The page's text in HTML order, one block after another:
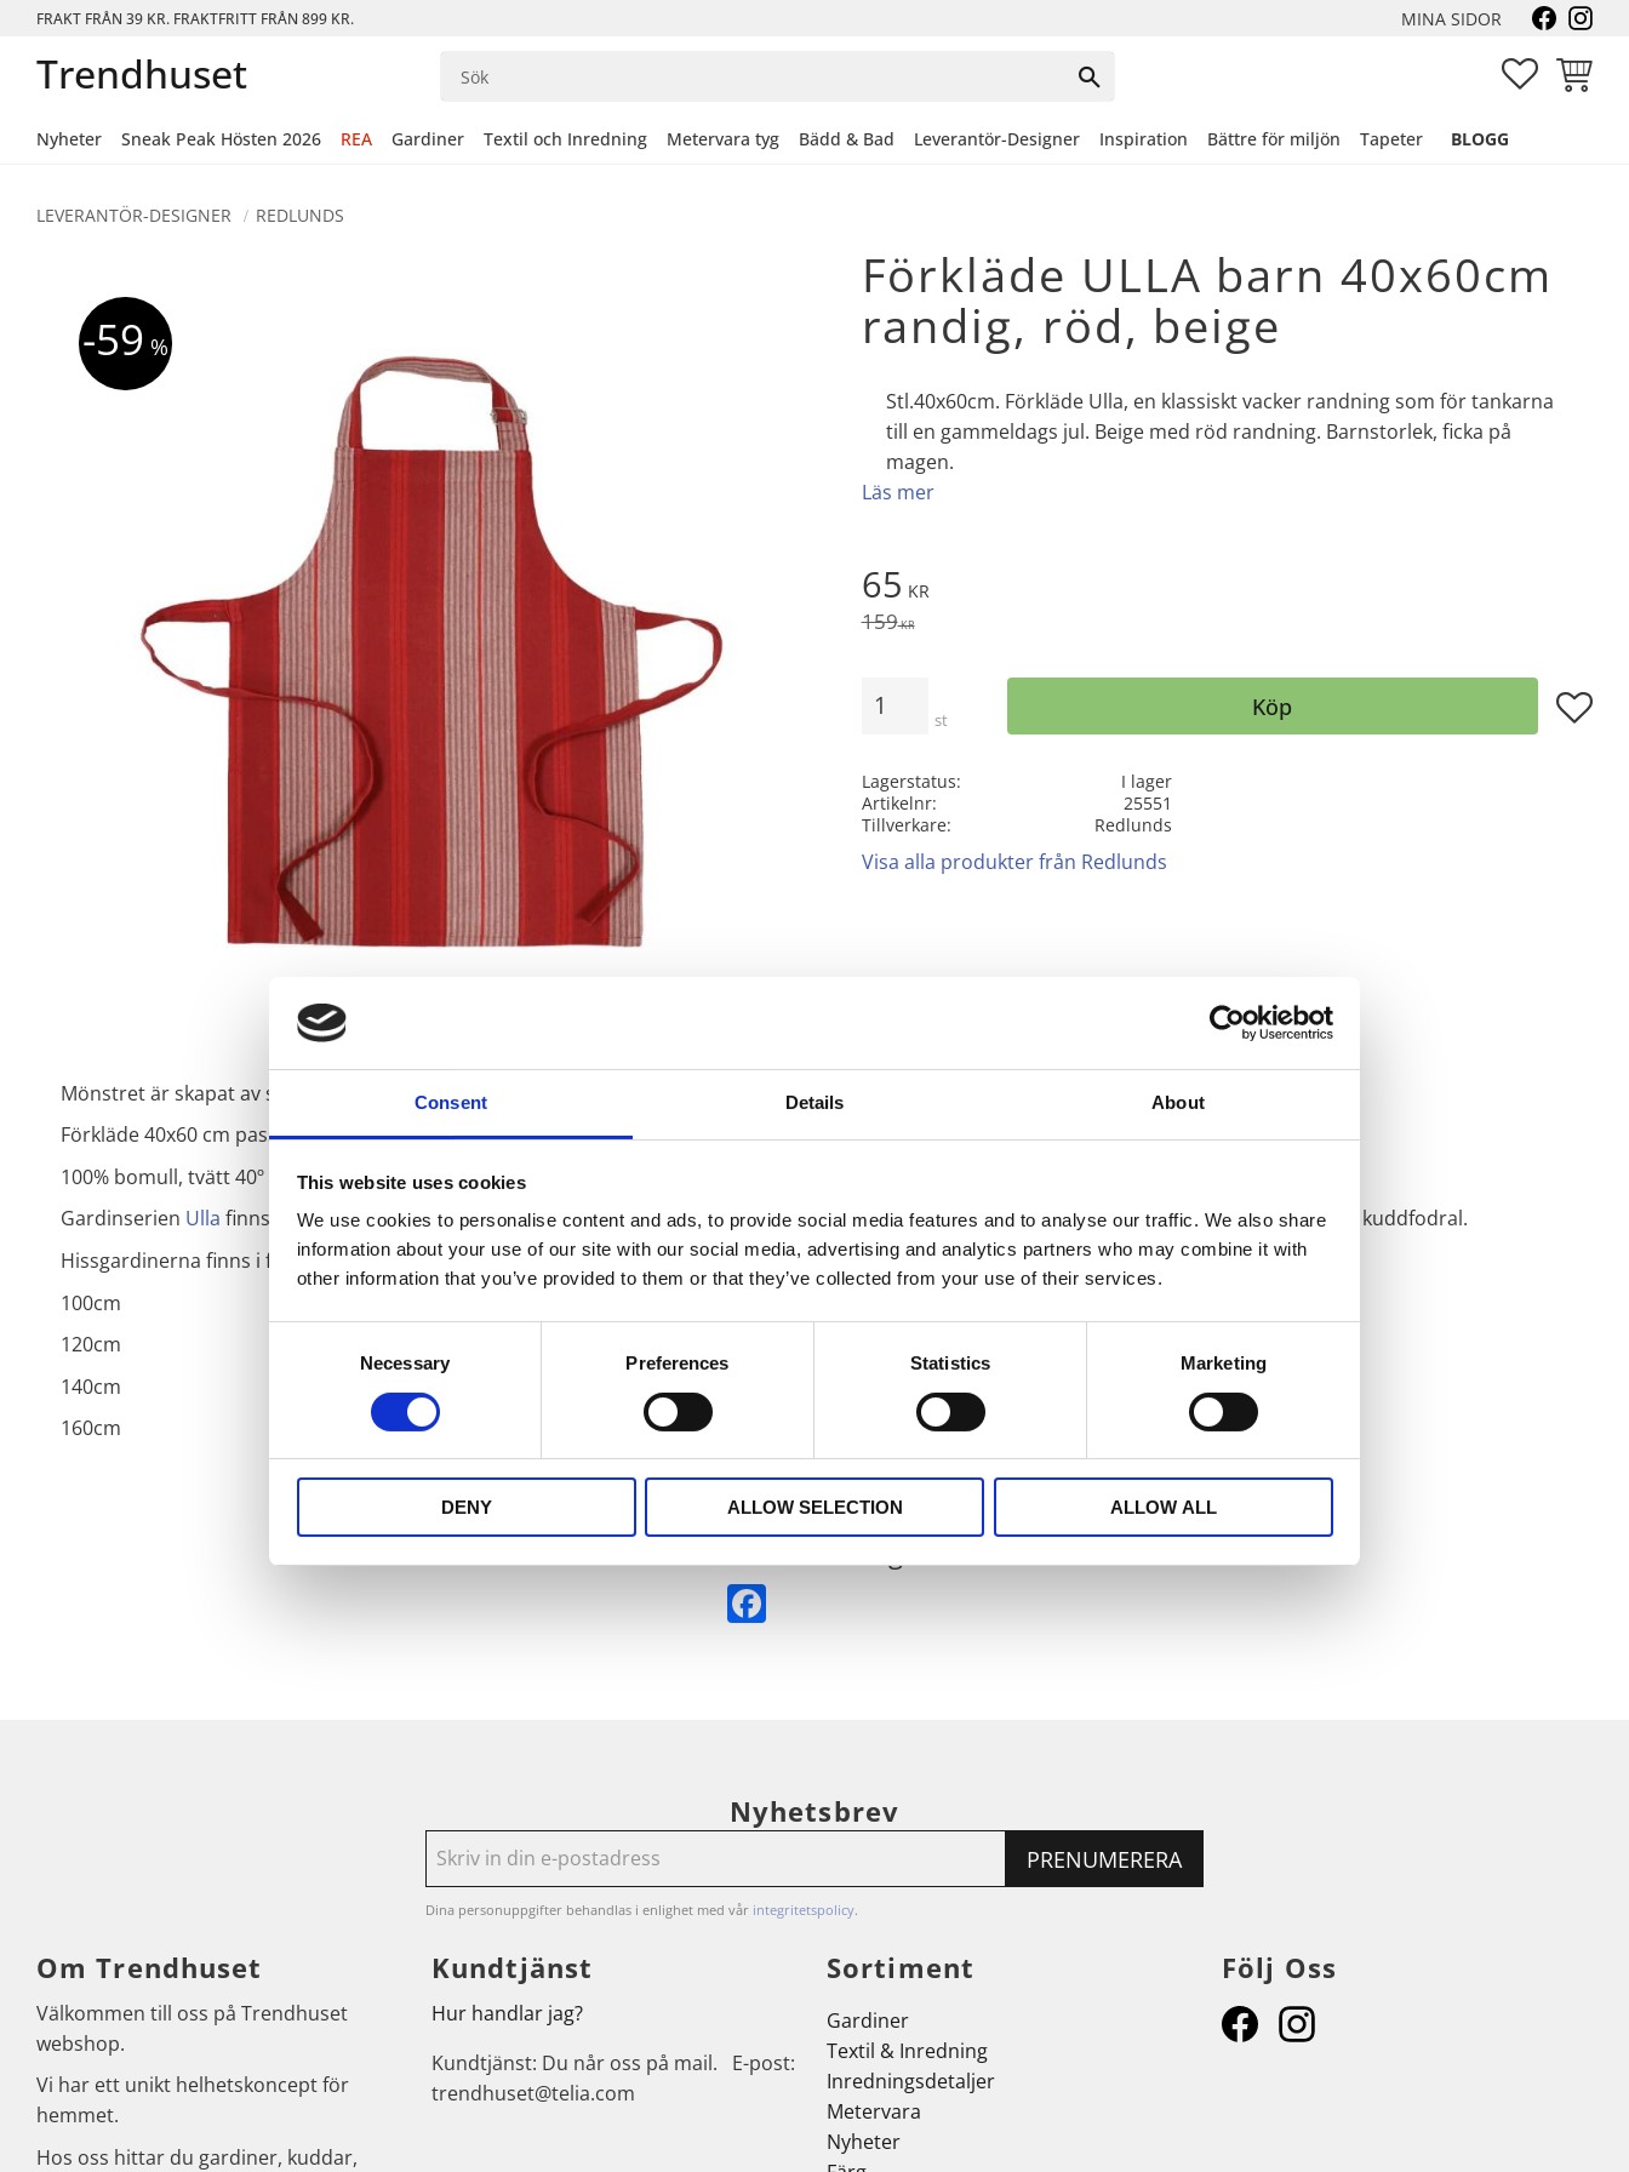
Consent Details About
This website uses cookies
We use cookies to personalise content and ads, to provide social media features and to analyse our traffic. We also share
information about your use of our site with our social media, advertising and analytics partners who may combine it with
other information that you’ve provided to them or that they’ve collected from your use of their services.
Necessary Preferences Statistics Marketing
DENY ALLOW SELECTION ALLOW ALL
FRAKT FRÅN 39 KR. FRAKTFRITT FRÅN 899 KR. MINA SIDOR
Trendhuset FAVORITER
Nyheter Sneak Peak Hösten 2026 REA Gardiner Textil och Inredning Metervara tyg Bädd & Bad Leverantör-Designer Inspiration Bättre för miljön Tapeter BLOGG
LEVERANTÖR-DESIGNER REDLUNDS
Förkläde ULLA barn 40x60cm
randig, röd, beige
Stl.40x60cm. Förkläde Ulla, en klassiskt vacker randning som för tankarna
till en gammeldags jul. Beige med röd randning. Barnstorlek, ficka på
magen.
Läs mer
59 %
Nedsatt pris:
65 KR
Ordinarie pris:
159KR
st Köp Lägg
Lagerstatus
I lager
Artikelnr
25551
Tillverkare
Redlunds
Visa alla produkter från Redlunds
Mönstret är skapat av svensk designer.
Förkläde 40x60 cm passande för den lilla hjälpredan.
100% bomull, tvätt 40º
Gardinserien Ulla finns i två färgställningar, beige och rött och som löpare, multibandslängder, grillvante, grytlapp, kökshandduk, förkläde och kuddfodral.
Hissgardinerna finns i följande bredder:
100cm
120cm
140cm
160cm
Nyhetsbrev
PRENUMERERA
Dina personuppgifter behandlas i enlighet med vår integritetspolicy.
Om Trendhuset
Välkommen till oss på Trendhuset
webshop.
Vi har ett unikt helhetskoncept för
hemmet.
Hos oss hittar du gardiner, kuddar,
Kundtjänst
Hur handlar jag?
Kundtjänst: Du når oss på mail. E-post:
trendhuset@telia.com
Sortiment
Gardiner
Textil & Inredning
Inredningsdetaljer
Metervara
Nyheter
Följ Oss